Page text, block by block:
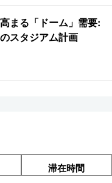
まる「ドーム」需要:
スタジアム計画
滞在時間